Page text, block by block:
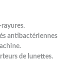
antibactériennes
de lunettes.